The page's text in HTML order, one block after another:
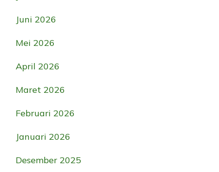
Juni 2026
Mei 2026
April 2026
Maret 2026
Februari 2026
Januari 2026
Desember 2025